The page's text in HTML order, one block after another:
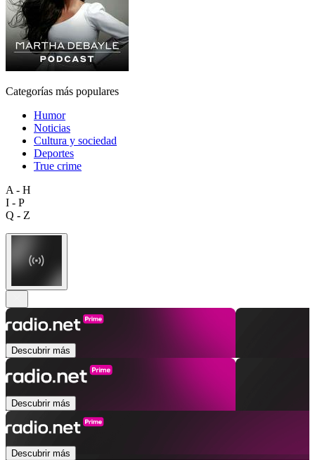
Categorías más populares
Humor
Noticias
Cultura y sociedad
Deportes
True crime
A - H
I - P
Q - Z
Descubrir más
Descubrir más
Descubrir más